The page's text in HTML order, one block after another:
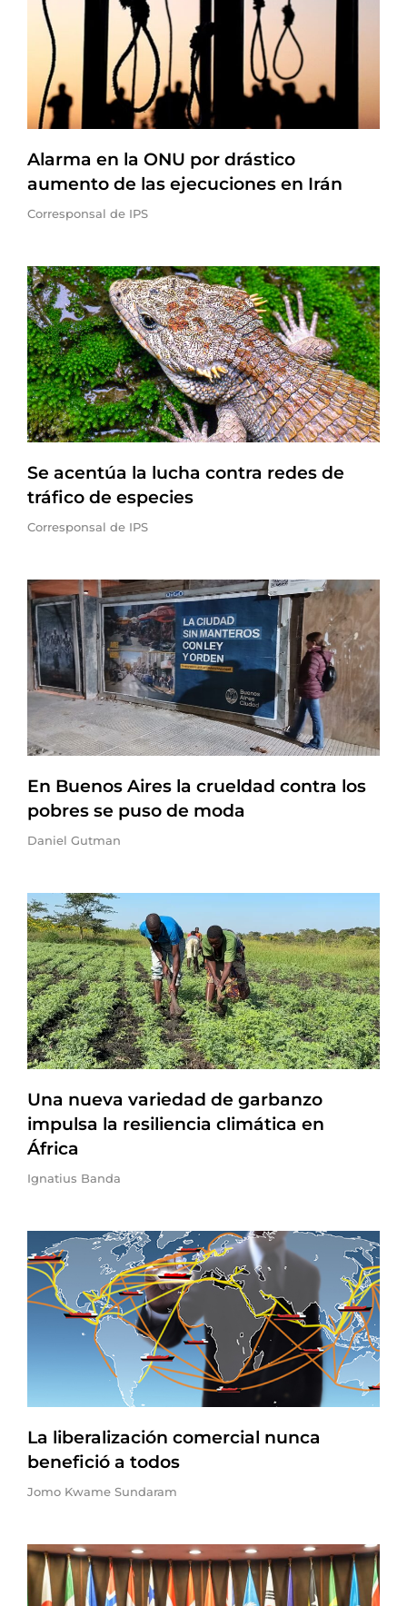
Alarma en la ONU por drástico
aumento de las ejecuciones en Irán
Corresponsal de IPS
Se acentúa la lucha contra redes de
tráfico de especies
Corresponsal de IPS
En Buenos Aires la crueldad contra los
pobres se puso de moda
Daniel Gutman
Una nueva variedad de garbanzo
impulsa la resiliencia climática en
África
Ignatius Banda
La liberalización comercial nunca
benefició a todos
Jomo Kwame Sundaram